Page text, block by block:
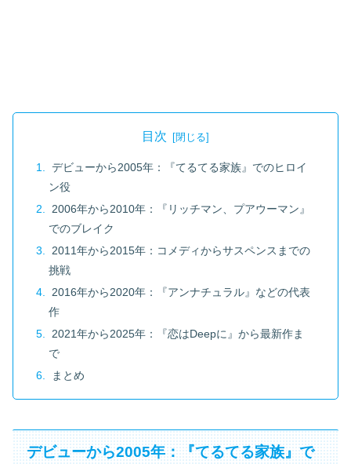
目次
デビューから2005年：『てるてる家族』でのヒロイ
ン役
2006年から2010年：『リッチマン、プアウーマン』
でのブレイク
2011年から2015年：コメディからサスペンスまでの
挑戦
2016年から2020年：『アンナチュラル』などの代表
作
2021年から2025年：『恋はDeepに』から最新作ま
で
まとめ
デビューから2005年：『てるてる家族』で